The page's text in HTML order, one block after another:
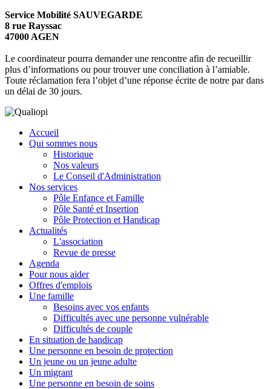
Service Mobilité SAUVEGARDE
8 rue Rayssac
47000 AGEN
Le coordinateur pourra demander une rencontre afin de recueillir
plus d’informations ou pour trouver une conciliation à l’amiable.
Toute réclamation fera l’objet d’une réponse écrite de notre par dans
un délai de 30 jours.
Accueil
Qui sommes nous
Historique
Nos valeurs
Le Conseil d'Administration
Nos services
Pôle Enfance et Famille
Pôle Santé et Insertion
Pôle Protection et Handicap
Actualités
L'association
Revue de presse
Agenda
Pour nous aider
Offres d'emplois
Une famille
Besoins avec vos enfants
Difficultés avec une personne vulnérable
Difficultés de couple
En situation de handicap
Une personne en besoin de protection
Un jeune ou un jeune adulte
Un migrant
Une personne en besoin de soins